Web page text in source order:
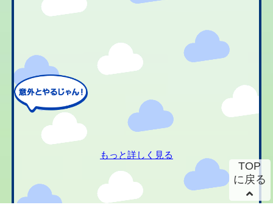
もっと詳しく見る
TOP
に戻る